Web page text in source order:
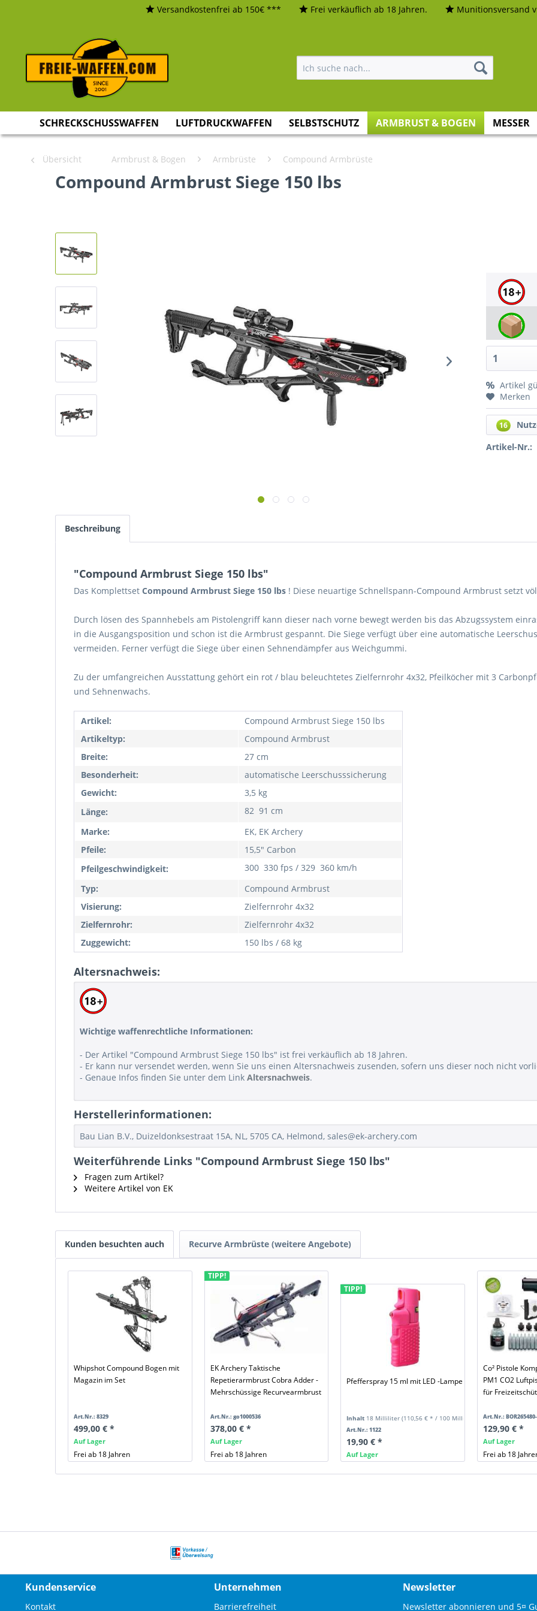
Versandkostenfrei ab 150€ *** Frei verkäuflich ab 18 Jahren. Munitionsversand
SCHRECKSCHUSSWAFFEN LUFTDRUCKWAFFEN SELBSTSCHUTZ ARMBRUST & BOGEN MESSER
Übersicht Armbrust & Bogen Armbrüste Compound Armbrüste
Compound Armbrust Siege 150 lbs
Artikel
Merken
16
Artikel-Nr.:
Beschreibung
"Compound Armbrust Siege 150 lbs"
Das Komplettset Compound Armbrust Siege 150 lbs ! Diese neuartige Schnellspann-Compound Armbrust setzt
Durch lösen des Spannhebels am Pistolengriff kann dieser nach vorne bewegt werden bis das Abzugssystem
in die Ausgangsposition und schon ist die Armbrust gespannt. Die Siege verfügt über eine automatische
vermeiden. Ferner verfügt die Siege über einen Sehnendämpfer aus Weichgummi.
Zu der umfangreichen Ausstattung gehört ein rot / blau beleuchtetes Zielfernrohr 4x32, Pfeilköcher mit 3
und Sehnenwachs.
Artikel:
Compound Armbrust Siege 150 lbs
Artikeltyp:
Compound Armbrust
Breite:
27 cm
Besonderheit:
automatische Leerschusssicherung
Gewicht:
3,5 kg
Länge:
82  91 cm
Marke:
EK, EK Archery
Pfeile:
15,5" Carbon
Pfeilgeschwindigkeit:
300  330 fps / 329  360 km/h
Typ:
Compound Armbrust
Visierung:
Zielfernrohr 4x32
Zielfernrohr:
Zielfernrohr 4x32
Zuggewicht:
150 lbs / 68 kg
Altersnachweis:
Wichtige waffenrechtliche Informationen:
- Der Artikel "Compound Armbrust Siege 150 lbs" ist frei verkäuflich ab 18 Jahren.
- Er kann nur versendet werden, wenn Sie uns einen Altersnachweis zusenden, sofern uns dieser noch nicht
- Genaue Infos finden Sie unter dem Link Altersnachweis.
Herstellerinformationen:
Bau Lian B.V., Duizeldonksestraat 15A, NL, 5705 CA, Helmond, sales@ek-archery.com
Weiterführende Links "Compound Armbrust Siege 150 lbs"
Fragen zum Artikel?
Weitere Artikel von EK
Kunden besuchten auch Recurve Armbrüste (weitere Angebote)
Whipshot Compound Bogen mit
Magazin im Set
Art.Nr.: 8329
499,00 € *
Auf Lager
Frei ab 18 Jahren
TIPP!
EK Archery Taktische
Repetierarmbrust Cobra Adder -
Mehrschüssige Recurvearmbrust
Art.Nr.: go1000536
378,00 € *
Auf Lager
Frei ab 18 Jahren
TIPP!
Pfefferspray 15 ml mit LED -Lampe
Inhalt 18 Milliliter(110,56 € * / 100 Milliliter)
Art.Nr.: 1122
19,90 € *
Auf Lager
Co² Pistole
PM1 CO2
für
Art.Nr.: BOR265480-
129,90 € *
Auf Lager
Frei ab 18
Kundenservice
Kontakt
Unternehmen
Barrierefreiheit
Newsletter
Newsletter abonnieren und 5¤